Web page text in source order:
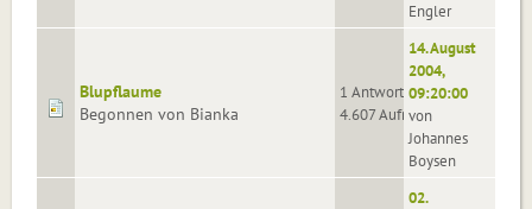
Engler
Blupflaume
Begonnen von Bianka
1 Antworten
4.607 Aufrufe
14. August
2004,
09:20:00
von
Johannes
Boysen
02.